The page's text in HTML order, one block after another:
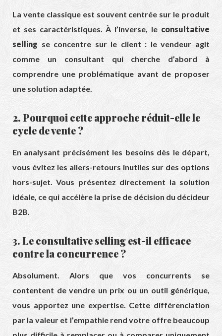
La vente classique est souvent centrée sur le produit
et ses caractéristiques. À l’inverse, le consultative
selling se concentre sur le client : le vendeur agit
comme un consultant qui cherche d’abord à
comprendre une problématique avant de proposer
une solution adaptée.
2. Pourquoi cette approche réduit-elle le
cycle de vente ?
En analysant précisément les besoins dès le départ,
vous évitez les allers-retours inutiles sur des options
hors-sujet. Vous présentez directement la solution
idéale, ce qui accélère la prise de décision du décideur
B2B.
3. Le consultative selling est-il efficace
contre la concurrence ?
Absolument. Alors que vos concurrents se
contentent de vendre un prix ou un outil générique,
vous apportez une expertise. Cette différenciation
par la valeur et l’empathie rend votre offre beaucoup